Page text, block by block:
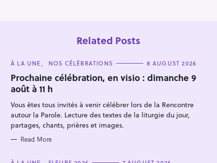
Related Posts
C
T
E
G
O
R
I
E
S
À LA UNE NOS CÉLÉBRATIONS 8 AUGUST 2026
Prochaine célébration, en visio : dimanche 9
août à 11 h
Vous êtes tous invités à venir célébrer lors de la Rencontre
autour la Parole. Lecture des textes de la liturgie du jour,
partages, chants, prières et images.
Read More
S